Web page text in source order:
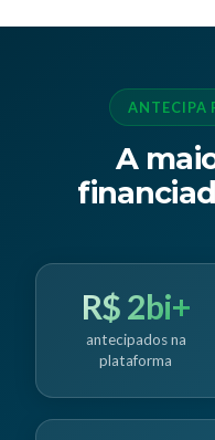
ANTECIPA
A
R$ 2bi+
antecipados na
plataforma